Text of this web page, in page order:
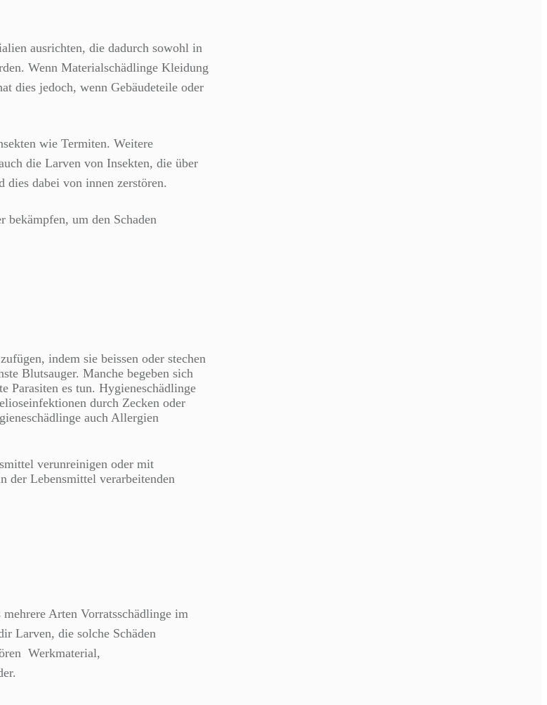
ausrichten, die dadurch sowohl in
Wenn Materialschädlinge Kleidung
dies jedoch, wenn Gebäudeteile oder
wie Termiten. Weitere
die Larven von Insekten, die über
dies dabei von innen zerstören.
um den Schaden
indem sie beissen oder stechen
Blutsauger. Manche begeben sich
Parasiten es tun. Hygieneschädlinge
durch Zecken oder
auch Allergien
verunreinigen oder mit
der Lebensmittel verarbeitenden
Arten Vorratsschädlinge im
Larven, die solche Schäden
Werkmaterial,